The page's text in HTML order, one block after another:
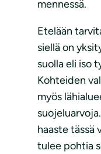
mennessä.
Etelään
siellä on
suolla eli iso
Kohteiden
myös
haaste tässä
tulee pohtia